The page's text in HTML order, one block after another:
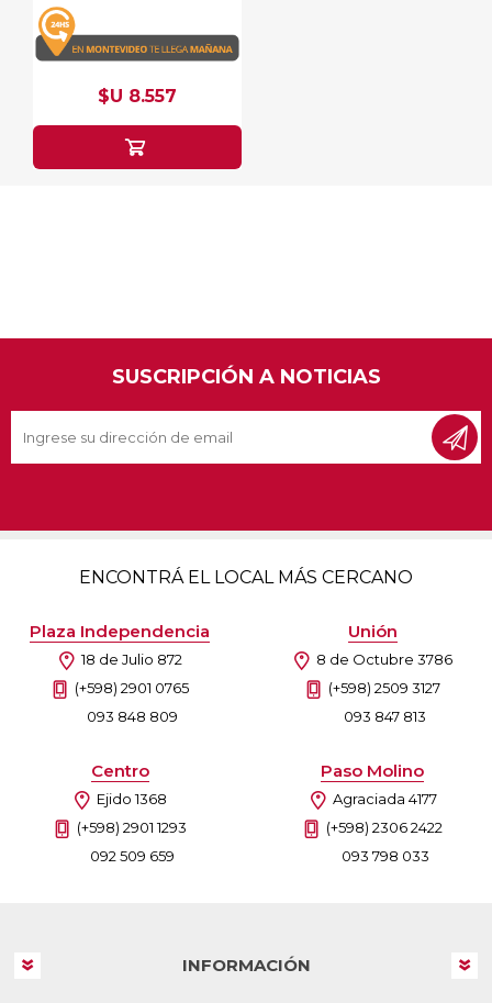
$U 8.557
SUSCRIPCIÓN A NOTICIAS
ENCONTRÁ EL LOCAL MÁS CERCANO
Plaza Independencia
18 de Julio 872
(+598) 2901 0765
093 848 809
Unión
8 de Octubre 3786
(+598) 2509 3127
093 847 813
Centro
Ejido 1368
(+598) 2901 1293
092 509 659
Paso Molino
Agraciada 4177
(+598) 2306 2422
093 798 033
INFORMACIÓN